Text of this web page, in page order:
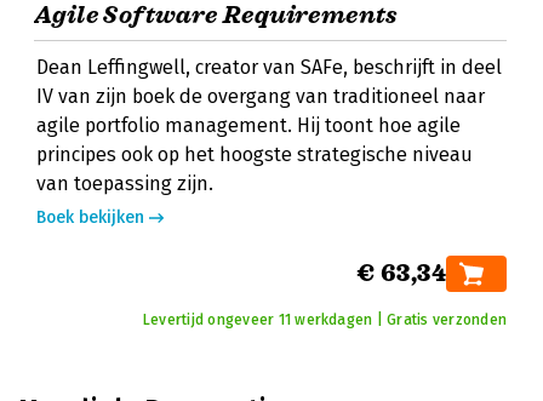
Agile Software Requirements
Dean Leffingwell, creator van SAFe, beschrijft in deel
IV van zijn boek de overgang van traditioneel naar
agile portfolio management. Hij toont hoe agile
principes ook op het hoogste strategische niveau
van toepassing zijn.
Boek bekijken
€ 63,34
Levertijd ongeveer 11 werkdagen | Gratis verzonden